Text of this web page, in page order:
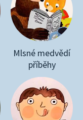
Mlsné medvědí
příběhy